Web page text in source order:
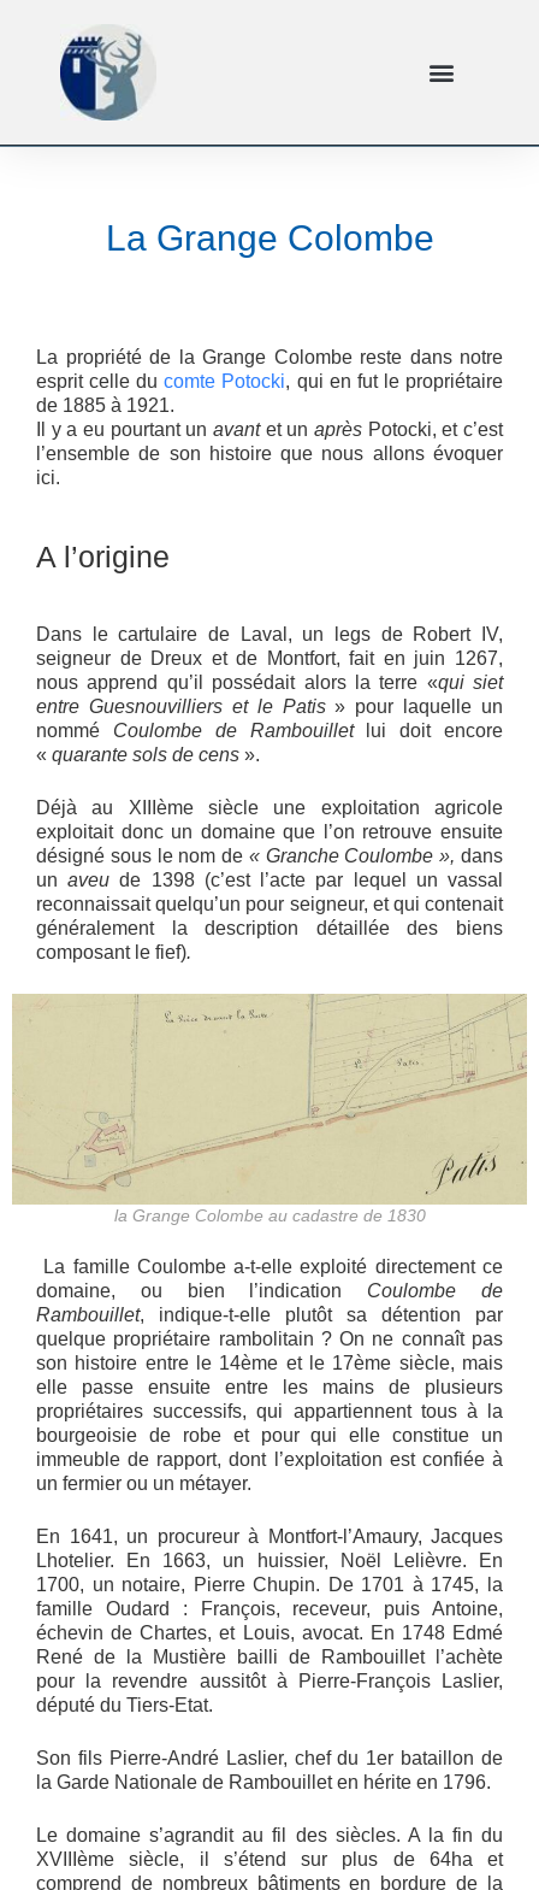
La Grange Colombe
La propriété de la Grange Colombe reste dans notre
esprit celle ducomte Potocki, qui en fut le propriétaire
de 1885 à 1921.
Il y a eu pourtant un avantet un après Potocki, et c’est
l’ensemble de son histoire que nous allons évoquer
ici.
A l’origine
Dans le cartulaire de Laval, un legs de Robert IV,
seigneur de Dreux et de Montfort, fait en juin 1267,
nous apprend qu’il possédait alors la terre «qui siet
entre Guesnouvilliers et le Patis» pour laquelle un
nommé Coulombe de Rambouilletlui doit encore
« quarante sols de cens ».
Déjà au XIIIème siècle une exploitation agricole
exploitait donc un domaine que l’on retrouve ensuite
désigné sous le nom de « Granche Coulombe »,dans
unaveu de 1398 (c’est l’acte par lequel un vassal
reconnaissait quelqu’un pour seigneur, et qui contenait
généralement la description détaillée des biens
composant le fief).
la Grange Colombe au cadastre de 1830
La famille Coulombe a-t-elle exploité directement ce
domaine, ou bien l’indication Coulombe de
Rambouillet, indique-t-elle plutôt sa détention par
quelque propriétaire rambolitain ? On ne connaît pas
son histoire entre le 14ème et le 17ème siècle, mais
elle passe ensuite entre les mains de plusieurs
propriétaires successifs, qui appartiennent tous à la
bourgeoisie de robe et pour qui elle constitue un
immeuble de rapport, dont l’exploitation est confiée à
un fermier ou un métayer.
En 1641, un procureur à Montfort-l’Amaury, Jacques
Lhotelier. En 1663, un huissier, Noël Lelièvre. En
1700, un notaire, Pierre Chupin. De 1701 à 1745, la
famille Oudard : François, receveur, puis Antoine,
échevin de Chartes, et Louis, avocat. En 1748 Edmé
René de la Mustière bailli de Rambouillet l’achète
pour la revendre aussitôt à Pierre-François Laslier,
député du Tiers-Etat.
Son fils Pierre-André Laslier, chef du 1er bataillon de
la Garde Nationale de Rambouillet en hérite en 1796.
Le domaine s’agrandit au fil des siècles. A la fin du
XVIIIème siècle, il s’étend sur plus de 64ha et
comprend de nombreux bâtiments en bordure de la